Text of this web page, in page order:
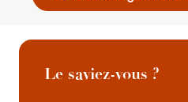
Le saviez-vous ?